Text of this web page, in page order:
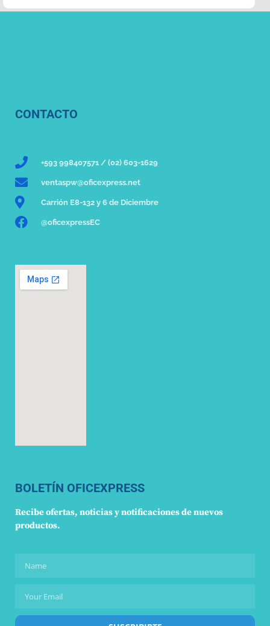
CONTACTO
+593 998407571 / (02) 603-1629
ventaspw@oficexpress.net
Carrión E8-132 y 6 de Diciembre
@oficexpressEC
BOLETÍN OFICEXPRESS
Recibe ofertas, noticias y notificaciones de nuevos
productos.